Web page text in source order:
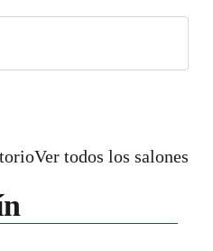
Ver todos los salones